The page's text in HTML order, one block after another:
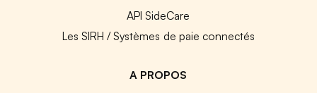
API SideCare
Les SIRH / Systèmes de paie connectés
A PROPOS